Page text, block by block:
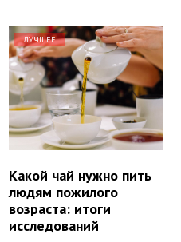
ЛУЧШЕЕ
Какой чай нужно пить
людям пожилого
возраста: итоги
исследований